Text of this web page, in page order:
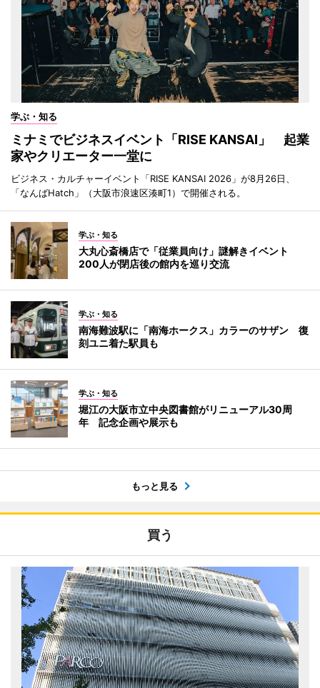
学ぶ・知る
ミナミでビジネスイベント「RISE KANSAI」 起業
家やクリエーター一堂に
ビジネス・カルチャーイベント「RISE KANSAI 2026」が8月26日、
「なんばHatch」（大阪市浪速区湊町1）で開催される。
学ぶ・知る
大丸心斎橋店で「従業員向け」謎解きイベント
200人が閉店後の館内を巡り交流
学ぶ・知る
南海難波駅に「南海ホークス」カラーのサザン 復
刻ユニ着た駅員も
学ぶ・知る
堀江の大阪市立中央図書館がリニューアル30周
年 記念企画や展示も
もっと見る
買う